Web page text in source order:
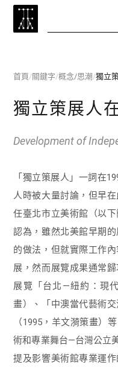
首頁/關鍵字/概念/思潮/獨立
獨立策展人
Development of
「獨立策展人」一詞在
人時被大量討論，但早
任臺北市立美術館（以
認為，雖然北美館早期
的做法，但就實際工作
展，然而展覽成果通常
展覽「台北—紐約：現
畫）、「中澳當代藝術
（1995，羊文漪策畫）
術和專業舞台—台灣公立
提及影響美術館專業運